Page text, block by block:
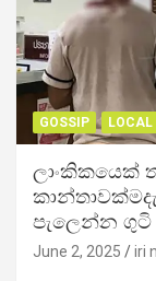
GOSSIP LOCAL
ලාංකිකයෙක්
පැලෙන්න
June 2, 2025 iri